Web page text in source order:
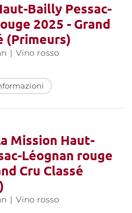
Bailly Pessac-
2025 - Grand
(Primeurs)
| Vino rosso
Mission Haut-
Léognan rouge
Cru Classé
| Vino rosso